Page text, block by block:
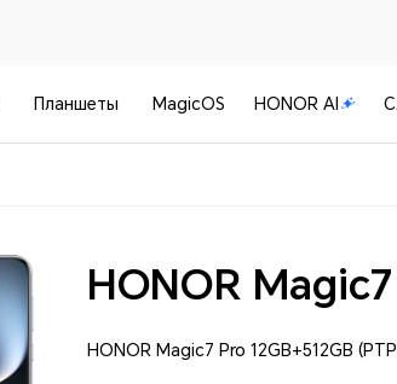
Планшеты MagicOS HONOR AI
HONOR
HONOR Magic7 Pro 12GB+512GB